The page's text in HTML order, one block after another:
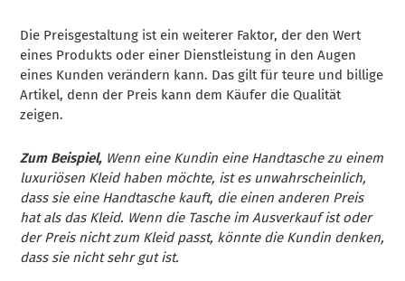
Die Preisgestaltung ist ein weiterer Faktor, der den Wert
eines Produkts oder einer Dienstleistung in den Augen
eines Kunden verändern kann. Das gilt für teure und billige
Artikel, denn der Preis kann dem Käufer die Qualität
zeigen.
Zum Beispiel, Wenn eine Kundin eine Handtasche zu einem
luxuriösen Kleid haben möchte, ist es unwahrscheinlich,
dass sie eine Handtasche kauft, die einen anderen Preis
hat als das Kleid. Wenn die Tasche im Ausverkauf ist oder
der Preis nicht zum Kleid passt, könnte die Kundin denken,
dass sie nicht sehr gut ist.